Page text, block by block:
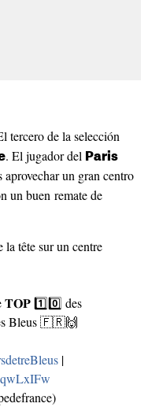
de la selección
. El jugador del Paris
un gran centro
un buen remate de
la tête sur un centre
𝐓𝐎𝐏 1️⃣0️⃣ des
Bleus 🇫🇷🙌
|